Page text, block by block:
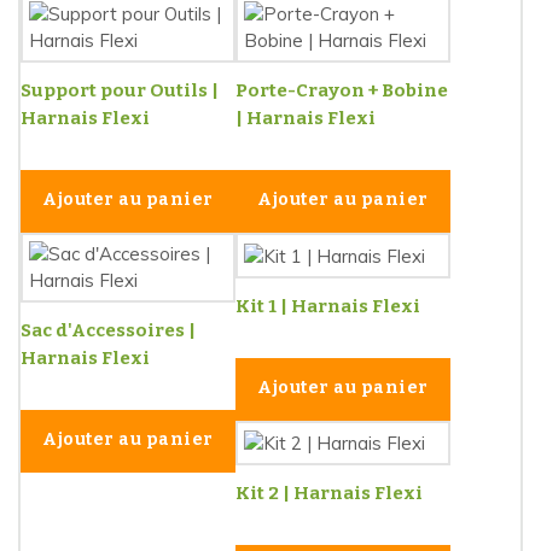
Support pour Outils |
Harnais Flexi
Ajouter au panier
Porte-Crayon + Bobine
| Harnais Flexi
Ajouter au panier
Sac d'Accessoires |
Harnais Flexi
Ajouter au panier
Kit 1 | Harnais Flexi
Ajouter au panier
Kit 2 | Harnais Flexi